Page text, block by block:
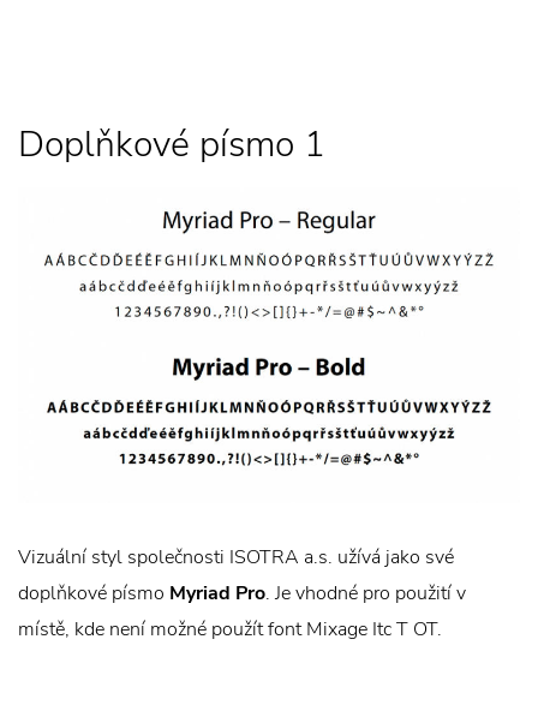
Doplňkové písmo 1
Vizuální styl společnosti ISOTRA a.s. užívá jako své
doplňkové písmo Myriad Pro. Je vhodné pro použití v
místě, kde není možné použít font Mixage Itc T OT.